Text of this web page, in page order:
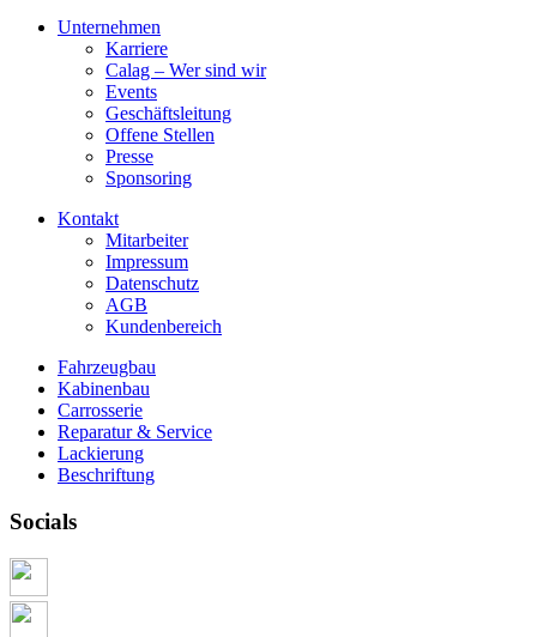
Unternehmen
Karriere
Calag – Wer sind wir
Events
Geschäftsleitung
Offene Stellen
Presse
Sponsoring
Kontakt
Mitarbeiter
Impressum
Datenschutz
AGB
Kundenbereich
Fahrzeugbau
Kabinenbau
Carrosserie
Reparatur & Service
Lackierung
Beschriftung
Socials